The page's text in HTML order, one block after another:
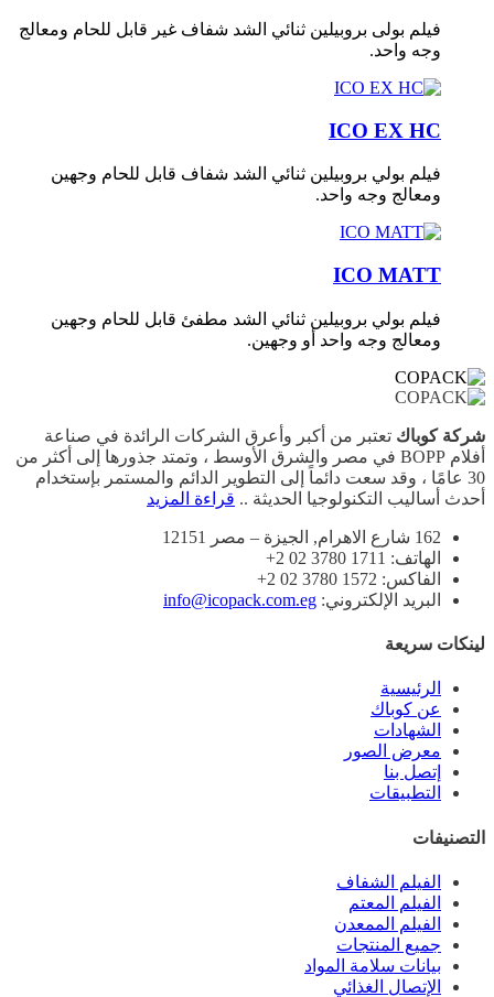
فيلم بولى بروبيلين ثنائي الشد شفاف غير قابل للحام ومعالج
وجه واحد.
ICO EX HC
فيلم بولي بروبيلين ثنائي الشد شفاف قابل للحام وجهين
ومعالج وجه واحد.
ICO MATT
فيلم بولي بروبيلين ثنائي الشد مطفئ قابل للحام وجهين
ومعالج وجه واحد أو وجهين.
شركة كوباك تعتبر من أكبر وأعرق الشركات الرائدة في صناعة
أفلام BOPP في مصر والشرق الأوسط ، وتمتد جذورها إلى أكثر من
30 عامًا ، وقد سعت دائماً إلى التطوير الدائم والمستمر بإستخدام
أحدث أساليب التكنولوجيا الحديثة .. قراءة المزيد
162 شارع الاهرام, الجيزة – مصر 12151
الهاتف: 1711 3780 02 2+
الفاكس: 1572 3780 02 2+
البريد الإلكتروني: info@icopack.com.eg
لينكات سريعة
الرئيسية
عن كوباك
الشهادات
معرض الصور
إتصل بنا
التطبيقات
التصنيفات
الفيلم الشفاف
الفيلم المعتم
الفيلم الممعدن
جميع المنتجات
بيانات سلامة المواد
الإتصال الغذائي